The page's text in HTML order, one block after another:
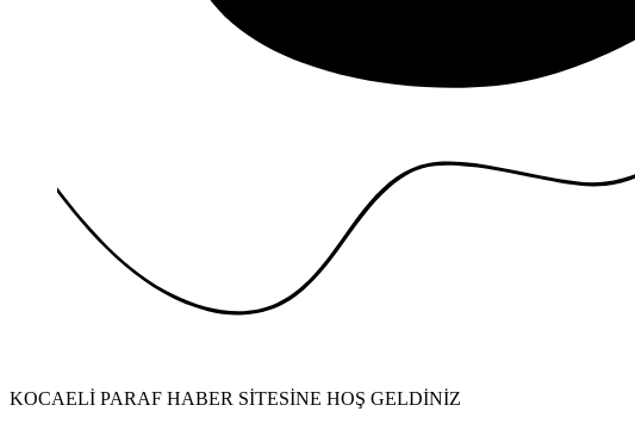
KOCAELİ PARAF HABER SİTESİNE HOŞ GELDİNİZ